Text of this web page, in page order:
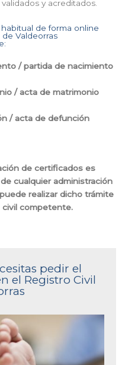
y acreditados.
de forma online
Valdeorras
/ partida de nacimiento
/ acta de matrimonio
/ acta de defunción
de certificados es
cualquier administración
realizar dicho trámite
competente.
pedir el
el Registro Civil